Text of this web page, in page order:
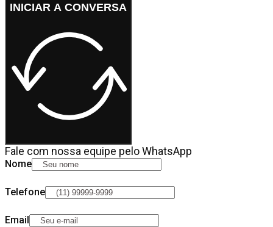
INICIAR A CONVERSA
Fale com nossa equipe pelo WhatsApp
Nome
Telefone
Email